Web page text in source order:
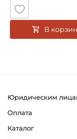
В
Юридическим
Оплата
Каталог